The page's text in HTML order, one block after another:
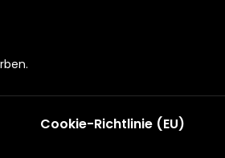
Cookie-Richtlinie (EU)